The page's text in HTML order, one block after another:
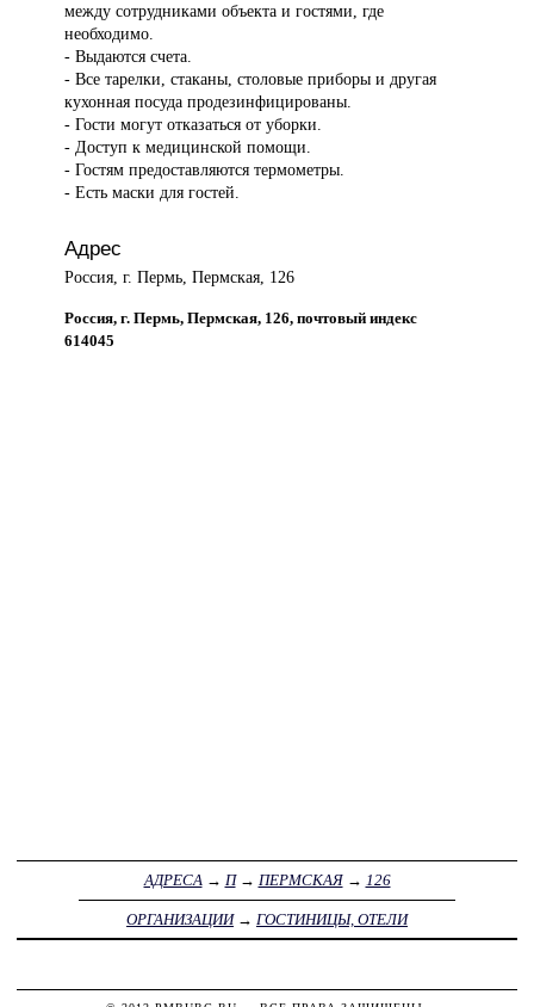
между сотрудниками объекта и гостями, где
необходимо.
- Выдаются счета.
- Все тарелки, стаканы, столовые приборы и другая
кухонная посуда продезинфицированы.
- Гости могут отказаться от уборки.
- Доступ к медицинской помощи.
- Гостям предоставляются термометры.
- Есть маски для гостей.
Адрес
Россия, г. Пермь, Пермская, 126
Россия, г. Пермь, Пермская, 126, почтовый индекс
614045
АДРЕСА→ П→ ПЕРМСКАЯ→ 126
ОРГАНИЗАЦИИ→ ГОСТИНИЦЫ, ОТЕЛИ